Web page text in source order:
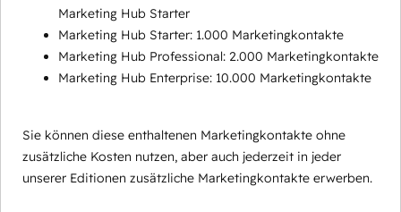
Marketing Hub Starter
Marketing Hub Starter: 1.000 Marketingkontakte
Marketing Hub Professional: 2.000 Marketingkontakte
Marketing Hub Enterprise: 10.000 Marketingkontakte
Sie können diese enthaltenen Marketingkontakte ohne
zusätzliche Kosten nutzen, aber auch jederzeit in jeder
unserer Editionen zusätzliche Marketingkontakte erwerben.